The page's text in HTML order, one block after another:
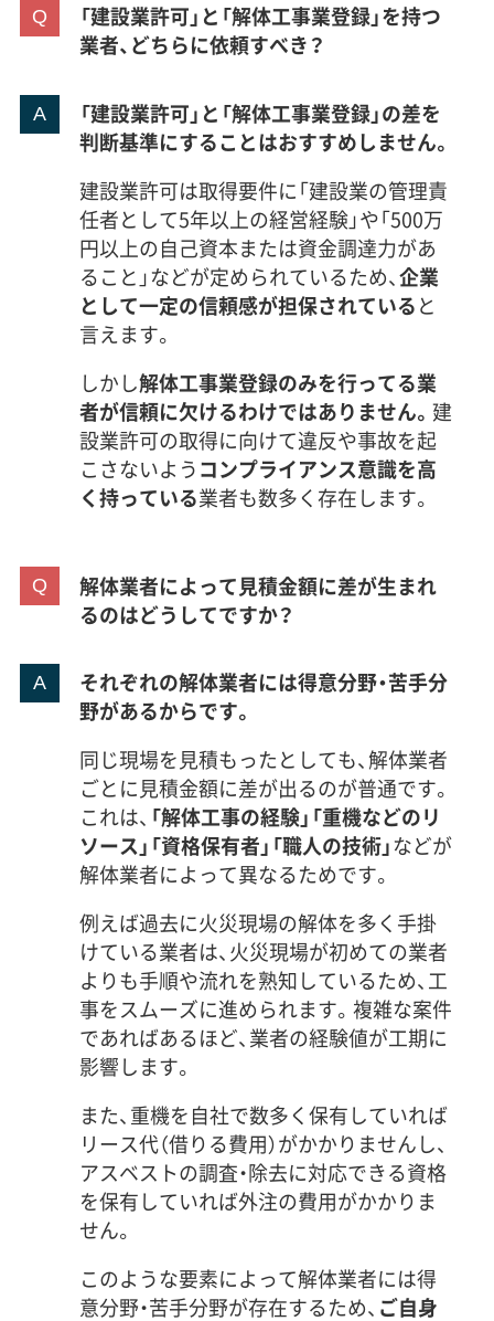
「建設業許可」と「解体工事業登録」を持つ
業者、どちらに依頼すべき？
「建設業許可」と「解体工事業登録」の差を
判断基準にすることはおすすめしません。
建設業許可は取得要件に「建設業の管理責
任者として5年以上の経営経験」や「500万
円以上の自己資本または資金調達力があ
ること」などが定められているため、企業
として一定の信頼感が担保されていると
言えます。
しかし解体工事業登録のみを行ってる業
者が信頼に欠けるわけではありません。 建
設業許可の取得に向けて違反や事故を起
こさないようコンプライアンス意識を高
く持っている業者も数多く存在します。
解体業者によって見積金額に差が生まれ
るのはどうしてですか？
それぞれの解体業者には得意分野・苦手分
野があるからです。
同じ現場を見積もったとしても、解体業者
ごとに見積金額に差が出るのが普通です。
これは、 「解体工事の経験」「重機などのリ
ソース」「資格保有者」「職人の技術」などが
解体業者によって異なるためです。
例えば過去に火災現場の解体を多く手掛
けている業者は、火災現場が初めての業者
よりも手順や流れを熟知しているため、工
事をスムーズに進められます。複雑な案件
であればあるほど、業者の経験値が工期に
影響します。
また、重機を自社で数多く保有していれば
リース代（借りる費用）がかかりませんし、
アスベストの調査・除去に対応できる資格
を保有していれば外注の費用がかかりま
せん。
このような要素によって解体業者には得
意分野・苦手分野が存在するため、 ご自身